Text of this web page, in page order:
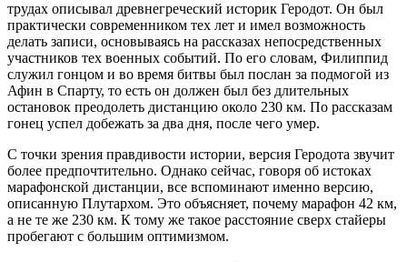
трудах описывал древнегреческий историк Геродот. Он был
практически современником тех лет и имел возможность
делать записи, основываясь на рассказах непосредственных
участников тех военных событий. По его словам, Филиппид
служил гонцом и во время битвы был послан за подмогой из
Афин в Спарту, то есть он должен был без длительных
остановок преодолеть дистанцию около 230 км. По рассказам
гонец успел добежать за два дня, после чего умер.
С точки зрения правдивости истории, версия Геродота звучит
более предпочтительно. Однако сейчас, говоря об истоках
марафонской дистанции, все вспоминают именно версию,
описанную Плутархом. Это объясняет, почему марафон 42 км,
а не те же 230 км. К тому же такое расстояние сверх стайеры
пробегают с большим оптимизмом.